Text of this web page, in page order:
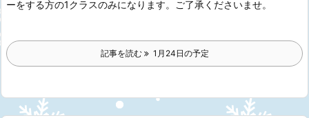
ーをする方の1クラスのみになります。
ご了承くださいませ。
記事を読む 1月24日の予定